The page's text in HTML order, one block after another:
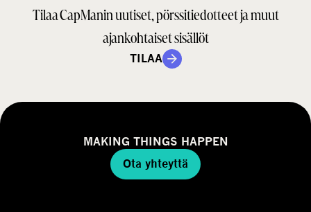
Tilaa CapManin uutiset, pörssitiedotteet ja muut
ajankohtaiset sisällöt
TILAA
MAKING THINGS HAPPEN
Ota yhteyttä